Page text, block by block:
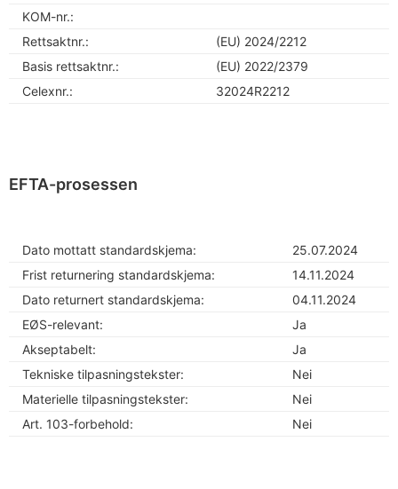
KOM-nr.:
Rettsaktnr.:
(EU) 2024/2212
Basis rettsaktnr.:
(EU) 2022/2379
Celexnr.:
32024R2212
EFTA-prosessen
Dato mottatt standardskjema:
25.07.2024
Frist returnering standardskjema:
14.11.2024
Dato returnert standardskjema:
04.11.2024
EØS-relevant:
Ja
Akseptabelt:
Ja
Tekniske tilpasningstekster:
Nei
Materielle tilpasningstekster:
Nei
Art. 103-forbehold:
Nei